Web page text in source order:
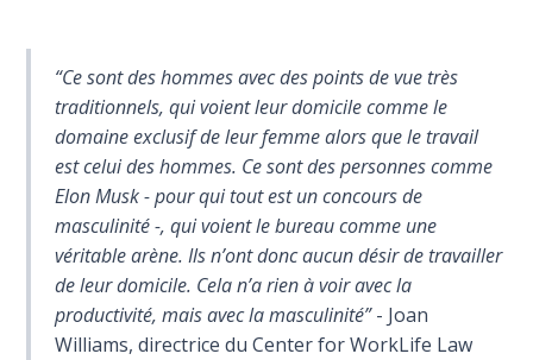
“Ce sont des hommes avec des points de vue très
traditionnels, qui voient leur domicile comme le
domaine exclusif de leur femme alors que le travail
est celui des hommes. Ce sont des personnes comme
Elon Musk - pour qui tout est un concours de
masculinité -, qui voient le bureau comme une
véritable arène. Ils n’ont donc aucun désir de travailler
de leur domicile. Cela n’a rien à voir avec la
productivité, mais avec la masculinité”- Joan
Williams, directrice du Center for WorkLife Law